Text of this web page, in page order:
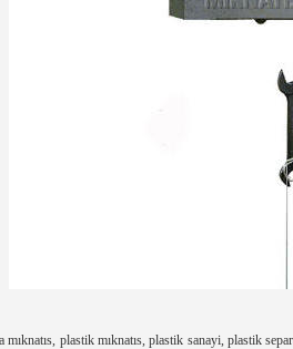
mıknatıs, plastik mıknatıs, plastik sanayi, plastik